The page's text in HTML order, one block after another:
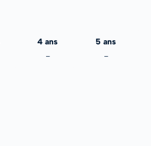
4 ans
-
5 ans
-